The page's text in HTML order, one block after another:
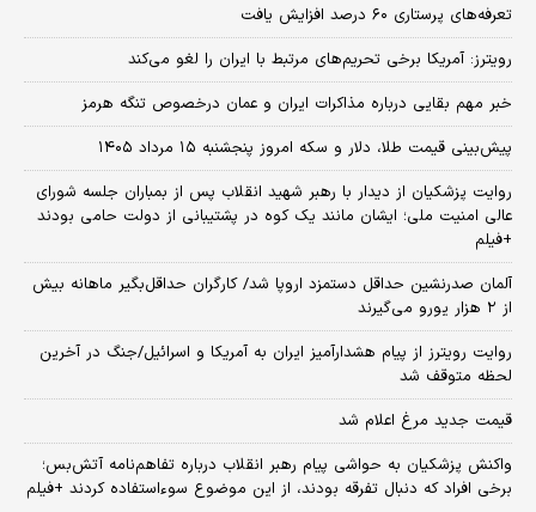
تعرفه‌های پرستاری ۶۰ درصد افزایش یافت
رویترز: آمریکا برخی تحریم‌های مرتبط با ایران را لغو می‌کند
خبر مهم بقایی درباره مذاکرات ایران و عمان درخصوص تنگه هرمز
پیش‌بینی قیمت طلا، دلار و سکه امروز پنجشنبه ۱۵ مرداد ۱۴۰۵
روایت پزشکیان از دیدار با رهبر شهید انقلاب پس از بمباران جلسه شورای
عالی امنیت ملی؛ ایشان مانند یک کوه در پشتیبانی از دولت حامی بودند
+فیلم
آلمان صدرنشین حداقل دستمزد اروپا شد/ کارگران حداقل‌بگیر ماهانه بیش
از ۲ هزار یورو می‌گیرند
روایت رویترز از پیام هشدارآمیز ایران به آمریکا و اسرائیل/جنگ در آخرین
لحظه متوقف شد
قیمت جدید مرغ اعلام شد
واکنش پزشکیان به حواشی پیام رهبر انقلاب درباره تفاهم‌نامه آتش‌بس؛
برخی افراد که دنبال تفرقه بودند، از این موضوع سوءاستفاده کردند +فیلم